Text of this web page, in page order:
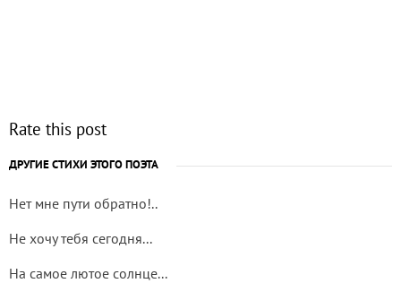
Rate this post
ДРУГИЕ СТИХИ ЭТОГО ПОЭТА
Нет мне пути обратно!..
Не хочу тебя сегодня...
На самое лютое солнце...